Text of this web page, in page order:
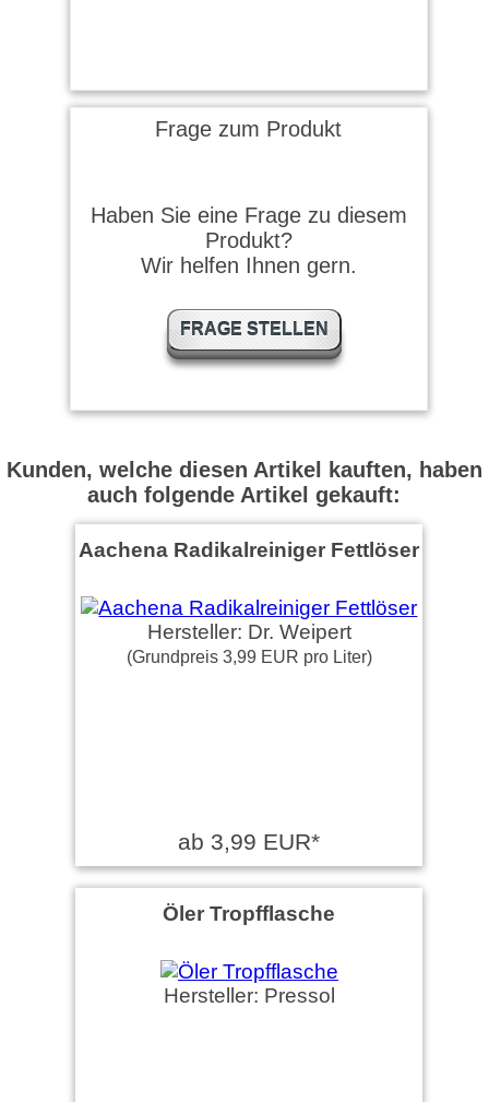
Frage zum Produkt
Haben Sie eine Frage zu diesem
Produkt?
Wir helfen Ihnen gern.
FRAGE STELLEN
Kunden, welche diesen Artikel kauften, haben
auch folgende Artikel gekauft:
Aachena Radikalreiniger Fettlöser
Hersteller: Dr. Weipert
(Grundpreis 3,99 EUR pro Liter)
ab 3,99 EUR*
Öler Tropfflasche
Hersteller: Pressol